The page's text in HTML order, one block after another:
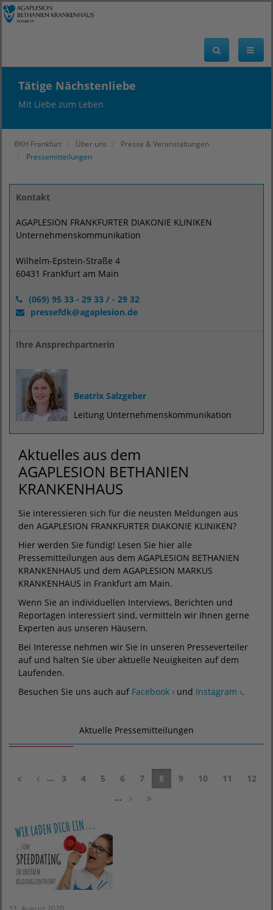
Tätige Nächstenliebe
Mit Liebe zum Leben
BKH Frankfurt Über uns
Presse & Veranstaltungen
Pressemitteilungen
Kontakt
AGAPLESION FRANKFURTER DIAKONIE KLINIKEN
Unternehmenskommunikation
Wilhelm-Epstein-Straße 4
60431 Frankfurt am Main
(069) 95 33 - 29 33 / - 29 32
pressefdk@agaplesion.de
Ihre Ansprechpartnerin
Beatrix Salzgeber
Leitung Unternehmenskommunikation
Aktuelles aus dem
AGAPLESION BETHANIEN
KRANKENHAUS
Sie interessieren sich für die neusten Meldungen aus
den AGAPLESION FRANKFURTER DIAKONIE KLINIKEN?
Hier werden Sie fündig! Lesen Sie hier alle
Pressemitteilungen aus dem AGAPLESION BETHANIEN
KRANKENHAUS und dem AGAPLESION MARKUS
KRANKENHAUS in Frankfurt am Main.
Wenn Sie an individuellen Interviews, Berichten und
Reportagen interessiert sind, vermitteln wir Ihnen gerne
Experten aus unseren Häusern.
Bei Interesse nehmen wir Sie in unseren Presseverteiler
auf und halten Sie über aktuelle Neuigkeiten auf dem
Laufenden.
Besuchen Sie uns auch auf Facebook › und Instagram ›.
Aktuelle Pressemitteilungen
... 3 4 5 6 7 8 9 10 11
12
...